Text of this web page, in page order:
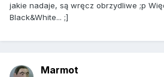
jakie nadaje, są wręcz obrzydliwe ;p
Black&White... ;]
Marmot